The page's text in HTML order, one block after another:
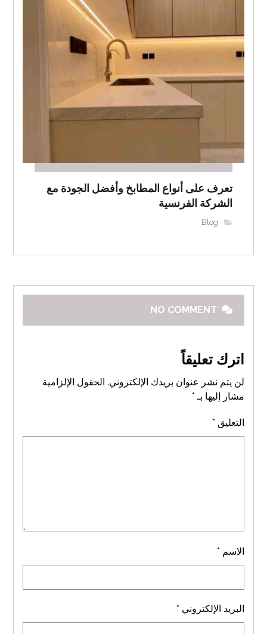
تعرف على أنواع المطابخ وأفضل الجودة مع
الشركة الفرنسية
Blog
NO COMMENT
اترك تعليقاً
لن يتم نشر عنوان بريدك الإلكتروني. الحقول الإلزامية
مشار إليها بـ *
التعليق *
الاسم *
البريد الإلكتروني *